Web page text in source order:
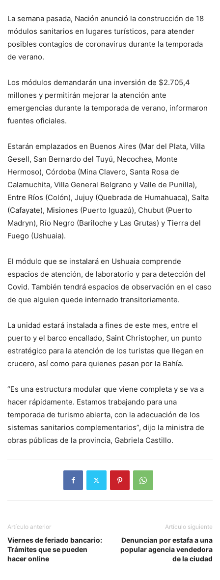
La semana pasada, Nación anunció la construcción de 18
módulos sanitarios en lugares turísticos, para atender
posibles contagios de coronavirus durante la temporada
de verano.
Los módulos demandarán una inversión de $2.705,4
millones y permitirán mejorar la atención ante
emergencias durante la temporada de verano, informaron
fuentes oficiales.
Estarán emplazados en Buenos Aires (Mar del Plata, Villa
Gesell, San Bernardo del Tuyú, Necochea, Monte
Hermoso), Córdoba (Mina Clavero, Santa Rosa de
Calamuchita, Villa General Belgrano y Valle de Punilla),
Entre Ríos (Colón), Jujuy (Quebrada de Humahuaca), Salta
(Cafayate), Misiones (Puerto Iguazú), Chubut (Puerto
Madryn), Río Negro (Bariloche y Las Grutas) y Tierra del
Fuego (Ushuaia).
El módulo que se instalará en Ushuaia comprende
espacios de atención, de laboratorio y para detección del
Covid. También tendrá espacios de observación en el caso
de que alguien quede internado transitoriamente.
La unidad estará instalada a fines de este mes, entre el
puerto y el barco encallado, Saint Christopher, un punto
estratégico para la atención de los turistas que llegan en
crucero, así como para quienes pasan por la Bahía.
“Es una estructura modular que viene completa y se va a
hacer rápidamente. Estamos trabajando para una
temporada de turismo abierta, con la adecuación de los
sistemas sanitarios complementarios”, dijo la ministra de
obras públicas de la provincia, Gabriela Castillo.
Artículo anterior
Viernes de feriado bancario:
Trámites que se pueden
hacer online
Artículo siguiente
Denuncian por estafa a una
popular agencia vendedora
de la ciudad